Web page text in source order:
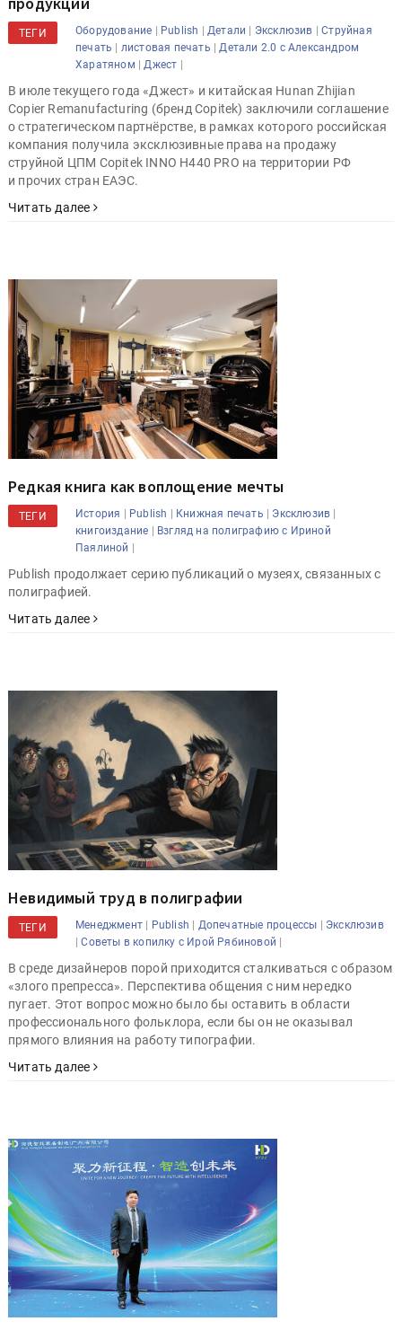
ТЕГИ Оборудование | Publish |Детали | Эксклюзив |Струйная
печать | листовая печать |Детали 2.0 с Александром
Харатяном |Джест |
В июле текущего года «Джест» и китайская Hunan Zhijian
Copier Remanufacturing (бренд Copitek) заключили соглашение
о стратегическом партнёрстве, в рамках которого российская
компания получила эксклюзивные права на продажу
струйной ЦПМ Copitek INNO H440 PRO на территории РФ
и прочих стран ЕАЭС.
Читать далее
Редкая книга как воплощение мечты
ТЕГИ История | Publish | Книжная печать | Эксклюзив |
книгоиздание | Взгляд на полиграфию с Ириной
Паялиной |
Publish продолжает серию публикаций о музеях, связанных с
полиграфией.
Читать далее
Невидимый труд в полиграфии
ТЕГИ Менеджмент | Publish | Допечатные процессы | Эксклюзив
|Советы в копилку с Ирой Рябиновой |
В среде дизайнеров порой приходится сталкиваться с образом
«злого препресса». Перспектива общения с ним нередко
пугает. Этот вопрос можно было бы оставить в области
профессионального фольклора, если бы он не оказывал
прямого влияния на работу типографии.
Читать далее